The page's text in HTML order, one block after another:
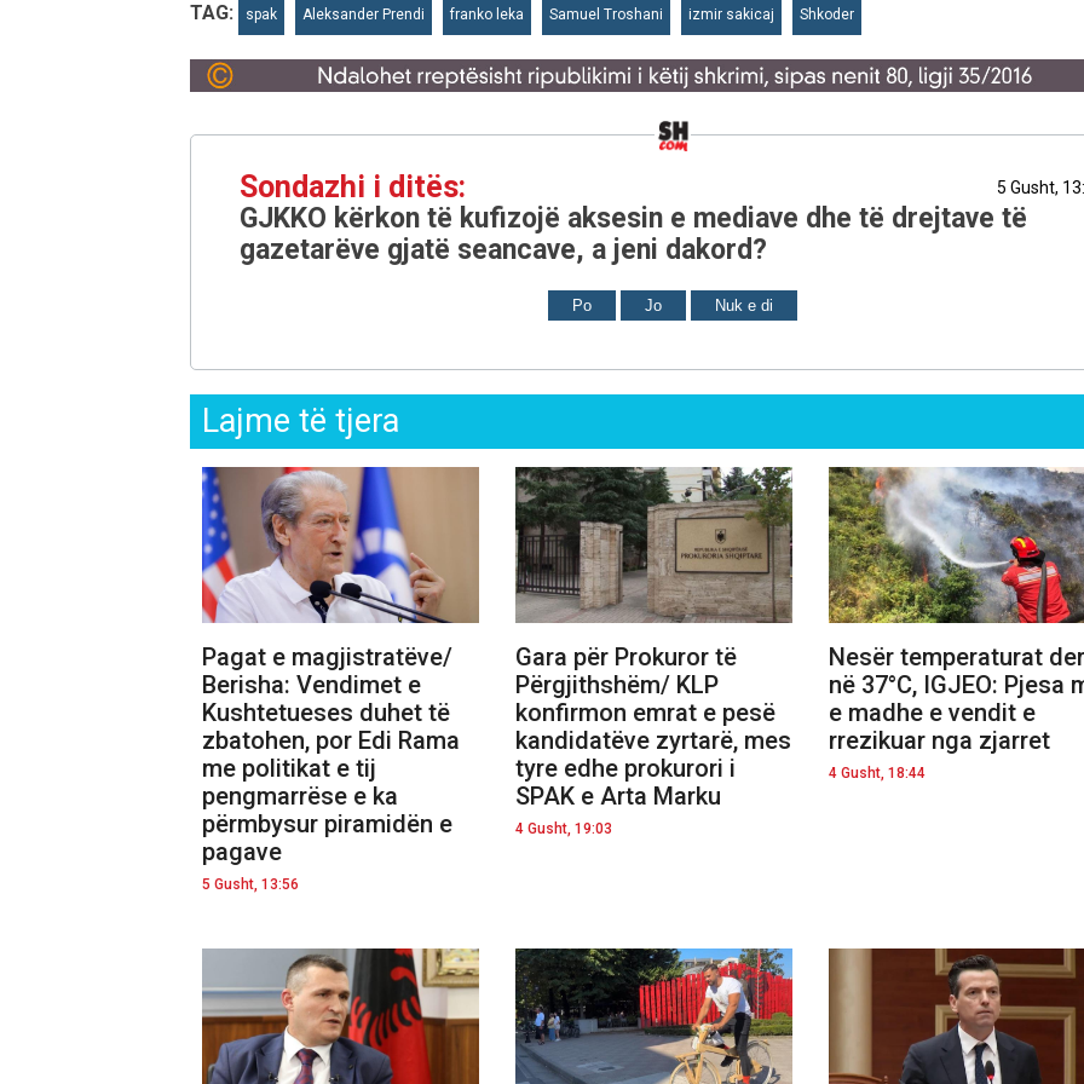
TAG: spak Aleksander Prendi franko leka Samuel Troshani izmir sakicaj Shkoder
Sondazhi i ditës: 5 Gusht,
GJKKO kërkon të kufizojë aksesin e mediave dhe të drejtave të
gazetarëve gjatë seancave, a jeni dakord?
Po Jo Nuk e di
Lajme të tjera
Pagat e magjistratëve/
Berisha: Vendimet e
Kushtetueses duhet të
zbatohen, por Edi Rama
me politikat e tij
pengmarrëse e ka
përmbysur piramidën e
pagave
5 Gusht, 13:56
Gara për Prokuror të
Përgjithshëm/ KLP
konfirmon emrat e pesë
kandidatëve zyrtarë, mes
tyre edhe prokurori i
SPAK e Arta Marku
4 Gusht, 19:03
Nesër temperaturat
në 37°C, IGJEO: Pjesa
e madhe e vendit e
rrezikuar nga zjarret
4 Gusht, 18:44